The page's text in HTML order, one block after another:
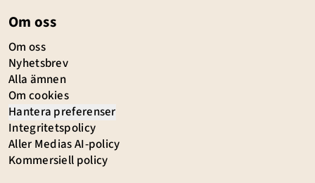
Om oss
Om oss
Nyhetsbrev
Alla ämnen
Om cookies
Hantera preferenser
Integritetspolicy
Aller Medias AI-policy
Kommersiell policy